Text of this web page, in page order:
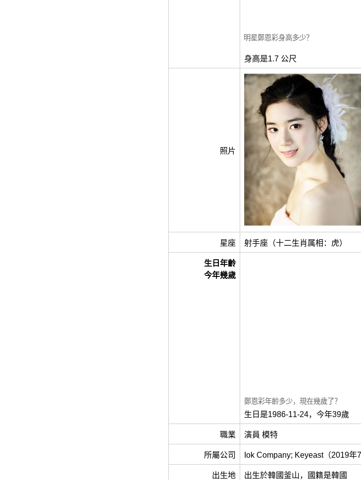
明星鄭恩彩身高多少？
身高是1.7 公尺
照片
星座 射手座（十二生肖属相：虎）
生日年齡
今年幾歲
鄭恩彩年齡多少，現在幾歲了？
生日是1986-11-24，今年39歲
職業 演員 模特
所屬公司 Iok Company; Keyeast（2019年
出生地 出生於韓國釜山，國籍是韓國